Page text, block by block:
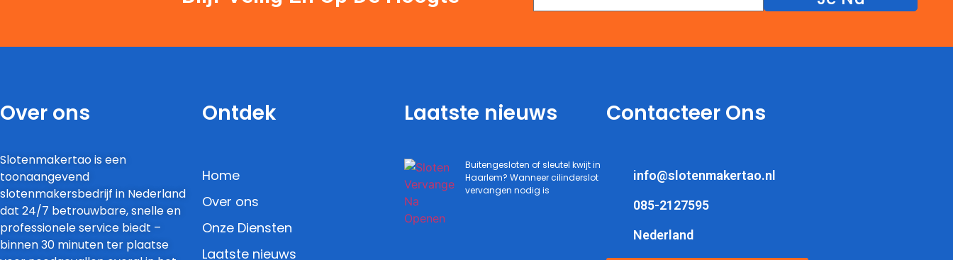
Over ons
Slotenmakertao is een
toonaangevend
slotenmakersbedrijf in Nederland
dat 24/7 betrouwbare, snelle en
professionele service biedt –
binnen 30 minuten ter plaatse
Ontdek
Home
Over ons
Onze Diensten
Laatste nieuws
Laatste nieuws
Buitengesloten of sleutel kwijt in
Haarlem? Wanneer cilinderslot
vervangen nodig is
Contacteer Ons
info@slotenmakertao.nl
085-2127595
Nederland